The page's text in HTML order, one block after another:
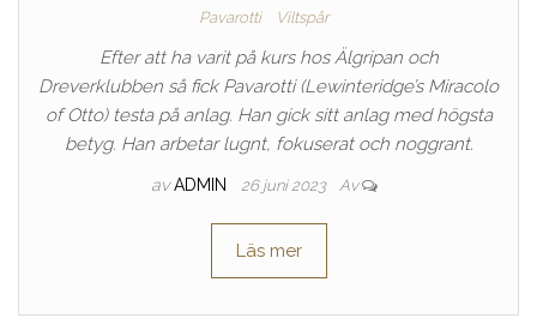
Pavarotti Viltspår
Efter att ha varit på kurs hos Älgripan och
Dreverklubben så fick Pavarotti (Lewinteridge’s Miracolo
of Otto) testa på anlag. Han gick sitt anlag med högsta
betyg. Han arbetar lugnt, fokuserat och noggrant.
av ADMIN 26 juni 2023 Av
Läs mer